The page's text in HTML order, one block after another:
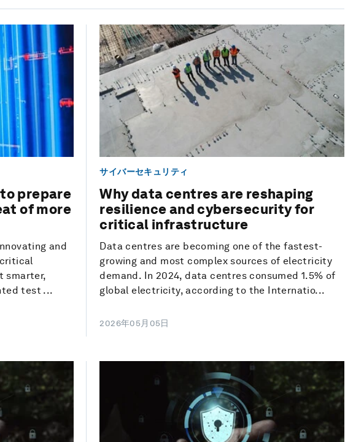
prepare
of more
and
smarter,
test ...
サイバーセキュリティ
Why data centres are reshaping
resilience and cybersecurity for
critical infrastructure
Data centres are becoming one of the fastest-
growing and most complex sources of electricity
demand. In 2024, data centres consumed 1.5% of
global electricity, according to the Internatio...
2026年05月05日